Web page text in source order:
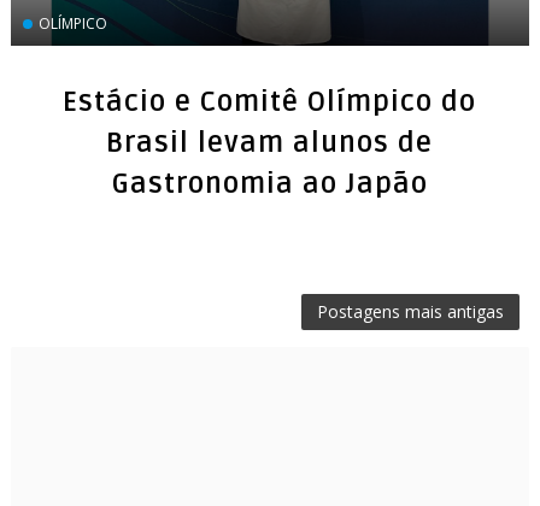
OLÍMPICO
Estácio e Comitê Olímpico do
Brasil levam alunos de
Gastronomia ao Japão
Postagens mais antigas